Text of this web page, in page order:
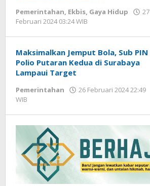
Pemerintahan, Ekbis, Gaya Hidup
27
Februari 2024 03:24 WIB
Maksimalkan Jemput Bola, Sub PIN
Polio Putaran Kedua di Surabaya
Lampaui Target
Pemerintahan
26 Februari 2024 22:49
WIB